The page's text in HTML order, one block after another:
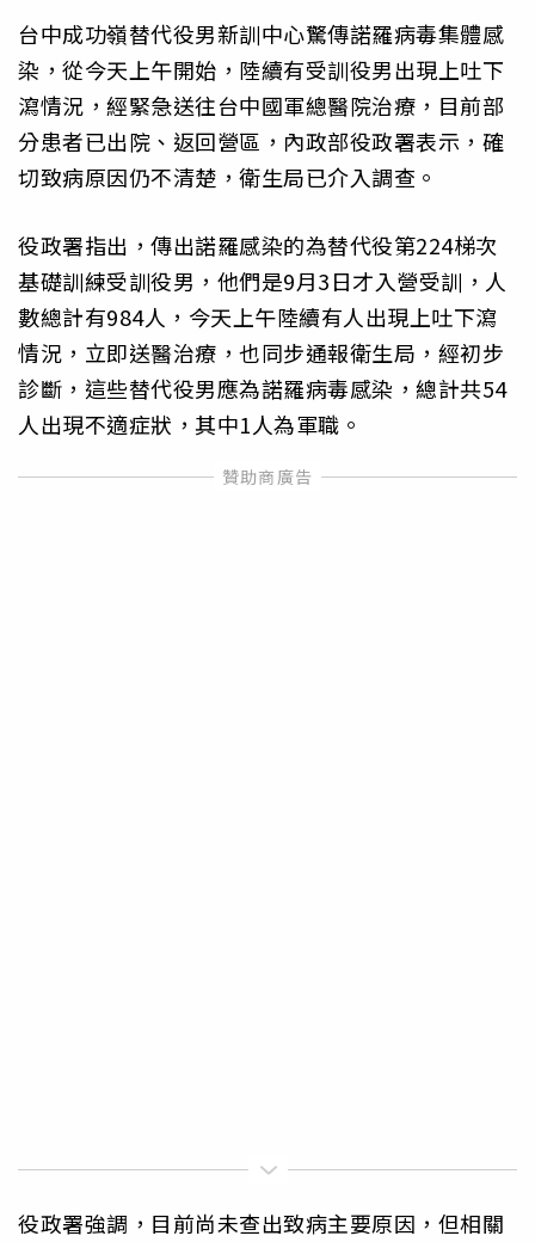
台中成功嶺替代役男新訓中心驚傳諾羅病毒集體感
染，從今天上午開始，陸續有受訓役男出現上吐下
瀉情況，經緊急送往台中國軍總醫院治療，目前部
分患者已出院、返回營區，內政部役政署表示，確
切致病原因仍不清楚，衛生局已介入調查。
役政署指出，傳出諾羅感染的為替代役第224梯次
基礎訓練受訓役男，他們是9月3日才入營受訓，人
數總計有984人，今天上午陸續有人出現上吐下瀉
情況，立即送醫治療，也同步通報衛生局，經初步
診斷，這些替代役男應為諾羅病毒感染，總計共54
人出現不適症狀，其中1人為軍職。
役政署強調，目前尚未查出致病主要原因，但相關